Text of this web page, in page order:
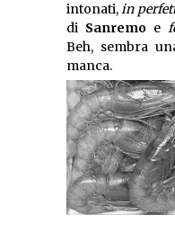
intonati,in
di Sanremo e
Beh, sembra
manca.